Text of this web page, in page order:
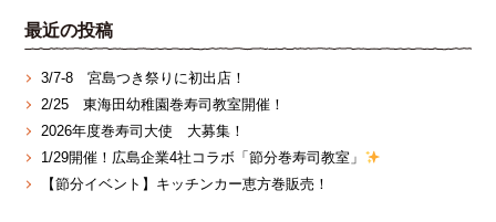
最近の投稿
3/7‐8 宮島つき祭りに初出店！
2/25 東海田幼稚園巻寿司教室開催！
2026年度巻寿司大使 大募集！
1/29開催！広島企業4社コラボ「節分巻寿司教室」
【節分イベント】キッチンカー恵方巻販売！